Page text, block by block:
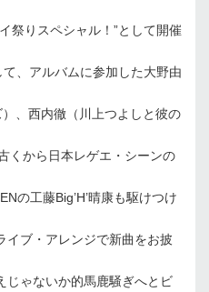
祭りスペシャル！”として開催
、アルバムに参加した大野由
、西内徹（川上つよしと彼の
くから日本レゲエ・シーンの
の工藤Big’H’晴康も駆けつけ
イブ・アレンジで新曲をお披
じゃないか的馬鹿騒ぎへとビ